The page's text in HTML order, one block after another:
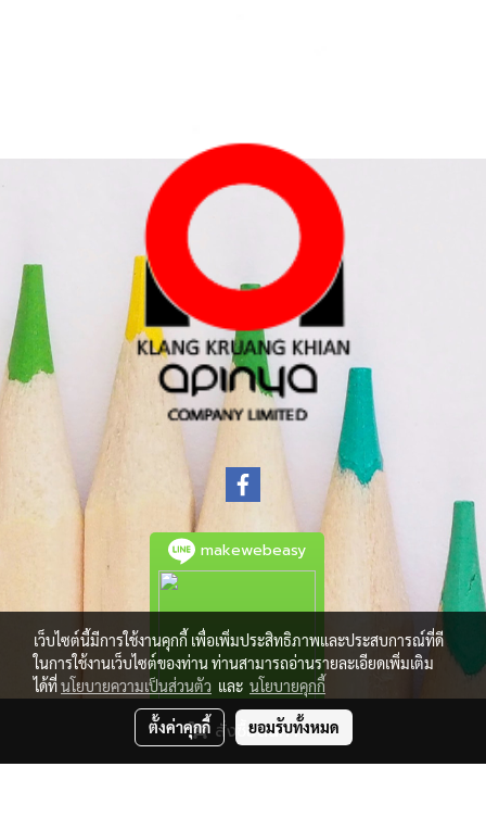
สั่งซื้อสินค้า
makewebeasy
เว็บไซต์นี้มีการใช้งานคุกกี้ เพื่อเพิ่มประสิทธิภาพและประสบการณ์ที่ดี
ในการใช้งานเว็บไซต์ของท่าน ท่านสามารถอ่านรายละเอียดเพิ่มเติม
ได้ที่นโยบายความเป็นส่วนตัว และ นโยบายคุกกี้
ตั้งค่าคุกกี้ ยอมรับทั้งหมด